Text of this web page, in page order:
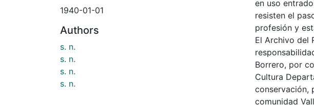
1940-01-01
Authors
s. n.
s. n.
s. n.
s. n.
en uso
resisten el
profesión y
El Archivo del
Borrero, por
Cultura
conservación,
comunidad